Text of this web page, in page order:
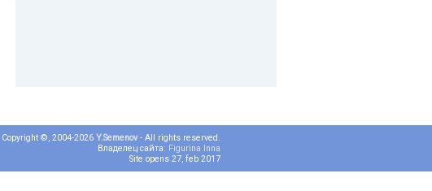
Copyright ©, 2004-2026 Y.Semenov - All rights reserved.
Владелец сайта: Figurina Inna
Site opens 27, feb 2017